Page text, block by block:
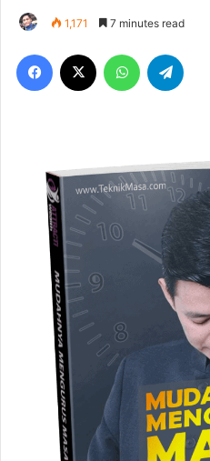
1,171 7 minutes read
Facebook WhatsApp